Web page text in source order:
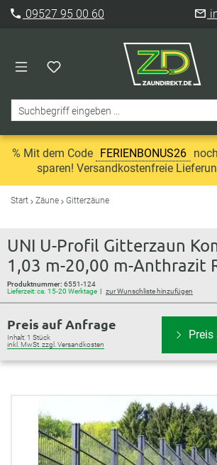
09527 95 00 60
% Mit dem Code FERIENBONUS26 noch
sparen! Versandkostenfreie
Start Zäune Gitterzäune
UNI U-Profil Gitterzaun
1,03 m-20,00 m-Anthrazit
Produktnummer: 6551-124
Lieferzeit: ca. 15-20 Werktage
zur Wunschliste hinzufügen
Preis auf Anfrage
Inhalt: 1 Stück
inkl. MwSt. zzgl. Versandkosten